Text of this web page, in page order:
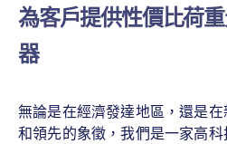
為客戶提供性價比荷
器
無論是在經濟發達地區，還是
和領先的象徵，我們是一家高科